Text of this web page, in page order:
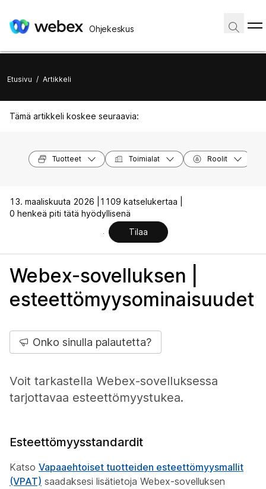
Ohjekeskus
Etusivu / Artikkeli
Tämä artikkeli koskee seuraavia:
Tuotteet Toimialat Roolit
13. maaliskuuta 2026 |
1109 katselukertaa |
0 henkeä piti tätä hyödyllisenä
Tilaa
Webex-sovelluksen |
esteettömyysominaisuudet
Onko sinulla palautetta?
Voit tarkastella Webex-sovelluksessa
tarjottavaa esteettömyystukea.
Esteettömyysstandardit
Katso Vapaaehtoiset tuotteiden esteettömyysmallit
(VPAT) saadaksesi lisätietoja Webex-sovelluksen